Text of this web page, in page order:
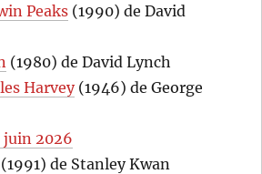
Peaks (1990) de David
(1980) de David Lynch
Harvey(1946) de George
juin 2026
(1991) de Stanley Kwan